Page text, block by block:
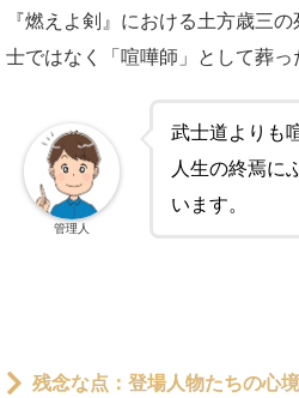
『燃えよ剣』における土方歳三
士ではなく「喧嘩師」として葬っ
武士道よりも
人生の終焉に
います。
管理人
残念な点：登場人物たちの心